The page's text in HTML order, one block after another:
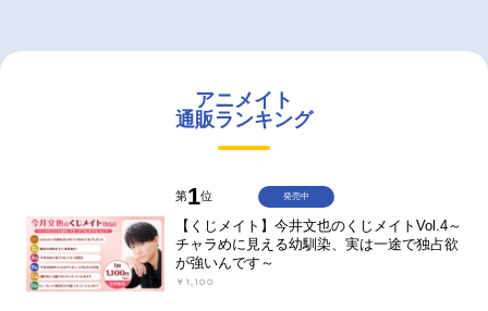
アニメイト
通販ランキング
第1位
【くじメイト】今井文也のくじメイトVol.4～
チャラめに見える幼馴染、実は一途で独占欲
が強いんです～
￥1,100
発売中